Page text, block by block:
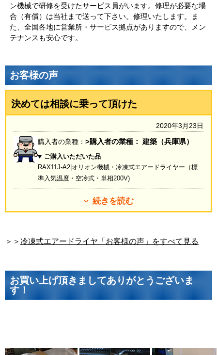
ン機械で研修を受けたサービス員がいます。修理が必要な場
合（有償）は当社まで送って下さい。修理いたします。ま
た、全国各地に営業所・サービス拠点がありますので、メン
テナンスも安心です。
お客様の声
決めては相談に乗って頂けた
2020年3月23日
購入者の業種： >購入者の業種： 建築（兵庫県）
ご購入いただいた品
RAX11J-A2|オリオン機械・冷凍式エアードライヤー（標
準入気温度・空冷式・単相200V)
続きを読む
＞＞ 冷凍式エアードライヤ「お客様の声」をすべて見る
お買い上げ頂きましてありがとうございま
す！